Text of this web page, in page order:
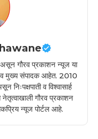
असून गौरव प्रकाशन न्यूज या
व मुख्य संपादक आहेत. 2010
निःपक्षपाती व विश्वासार्ह
नेतृत्वाखाली गौरव प्रकाशन
न्यूज पोर्टल आहे.